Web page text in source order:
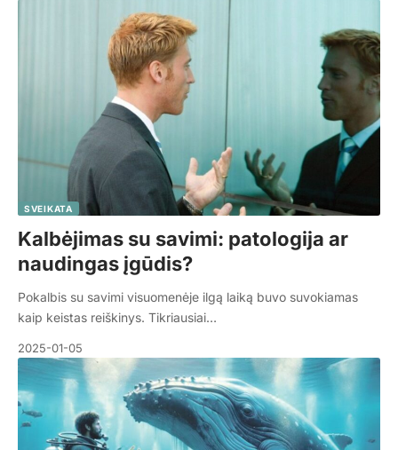
SVEIKATA
Kalbėjimas su savimi: patologija ar
naudingas įgūdis?
Pokalbis su savimi visuomenėje ilgą laiką buvo suvokiamas
kaip keistas reiškinys. Tikriausiai…
2025-01-05